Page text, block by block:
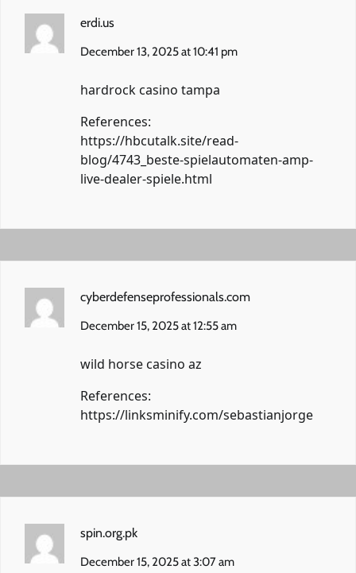
erdi.us
December 13, 2025 at 10:41 pm
hardrock casino tampa
References:
https://hbcutalk.site/read-
blog/4743_beste-spielautomaten-amp-
live-dealer-spiele.html
cyberdefenseprofessionals.com
December 15, 2025 at 12:55 am
wild horse casino az
References:
https://linksminify.com/sebastianjorge
spin.org.pk
December 15, 2025 at 3:07 am